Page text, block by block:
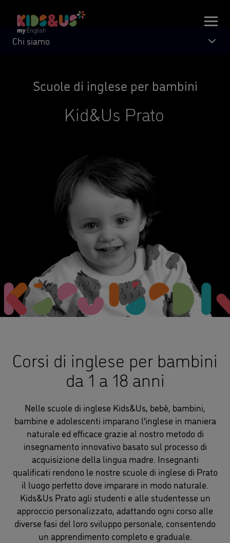
Scuole di inglese per bambini
Kid&Us Prato
Chi siamo
Corsi di inglese per bambini
da 1 a 18 anni
Nelle scuole di inglese Kids&Us, bebè, bambini,
bambine e adolescenti imparano l'inglese in maniera
naturale ed efficace grazie al nostro metodo di
insegnamento innovativo basato sul processo di
acquisizione della lingua madre. Insegnanti
qualificati rendono le nostre scuole di inglese di Prato
il luogo perfetto dove imparare in modo naturale.
Kids&Us Prato agli studenti e alle studentesse un
approccio personalizzato, adattando ogni corso alle
diverse fasi del loro sviluppo personale, consentendo
un apprendimento completo e graduale.